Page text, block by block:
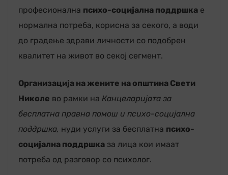
професионална психо-социјална поддршка е
нормална потреба, корисна за секого, а води
до градење здрави личности со подобрен
квалитет на живот во секој сегмент.
Организација на жените на општина Свети
Николе во рамки на Канцеларијата за
бесплатна правна помош и психо-социјална
поддршка, нуди услуги за бесплатна психо-
социјална поддршка за лица кои имаат
потреба од разговор со психолог.